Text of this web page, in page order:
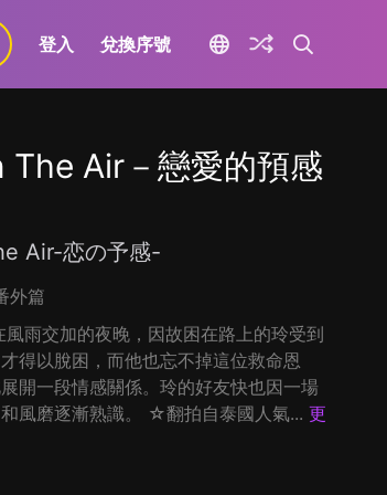
登入 兌換序號
The Air－戀愛的預感
Air-恋の予感-
外篇
風雨交加的夜晚，因故困在路上的玲受到
得以脫困，而他也忘不掉這位救命恩
開一段情感關係。玲的好友快也因一場
風磨逐漸熟識。 ☆翻拍自泰國人氣... 更